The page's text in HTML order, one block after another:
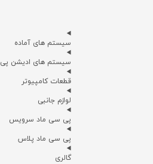
سیستم های آماده
سیستم های ادیشن
قطعات کامپیوتر
لوازم جانبی
پی سی ماد سرویس
پی سی ماد پلاس
گالری